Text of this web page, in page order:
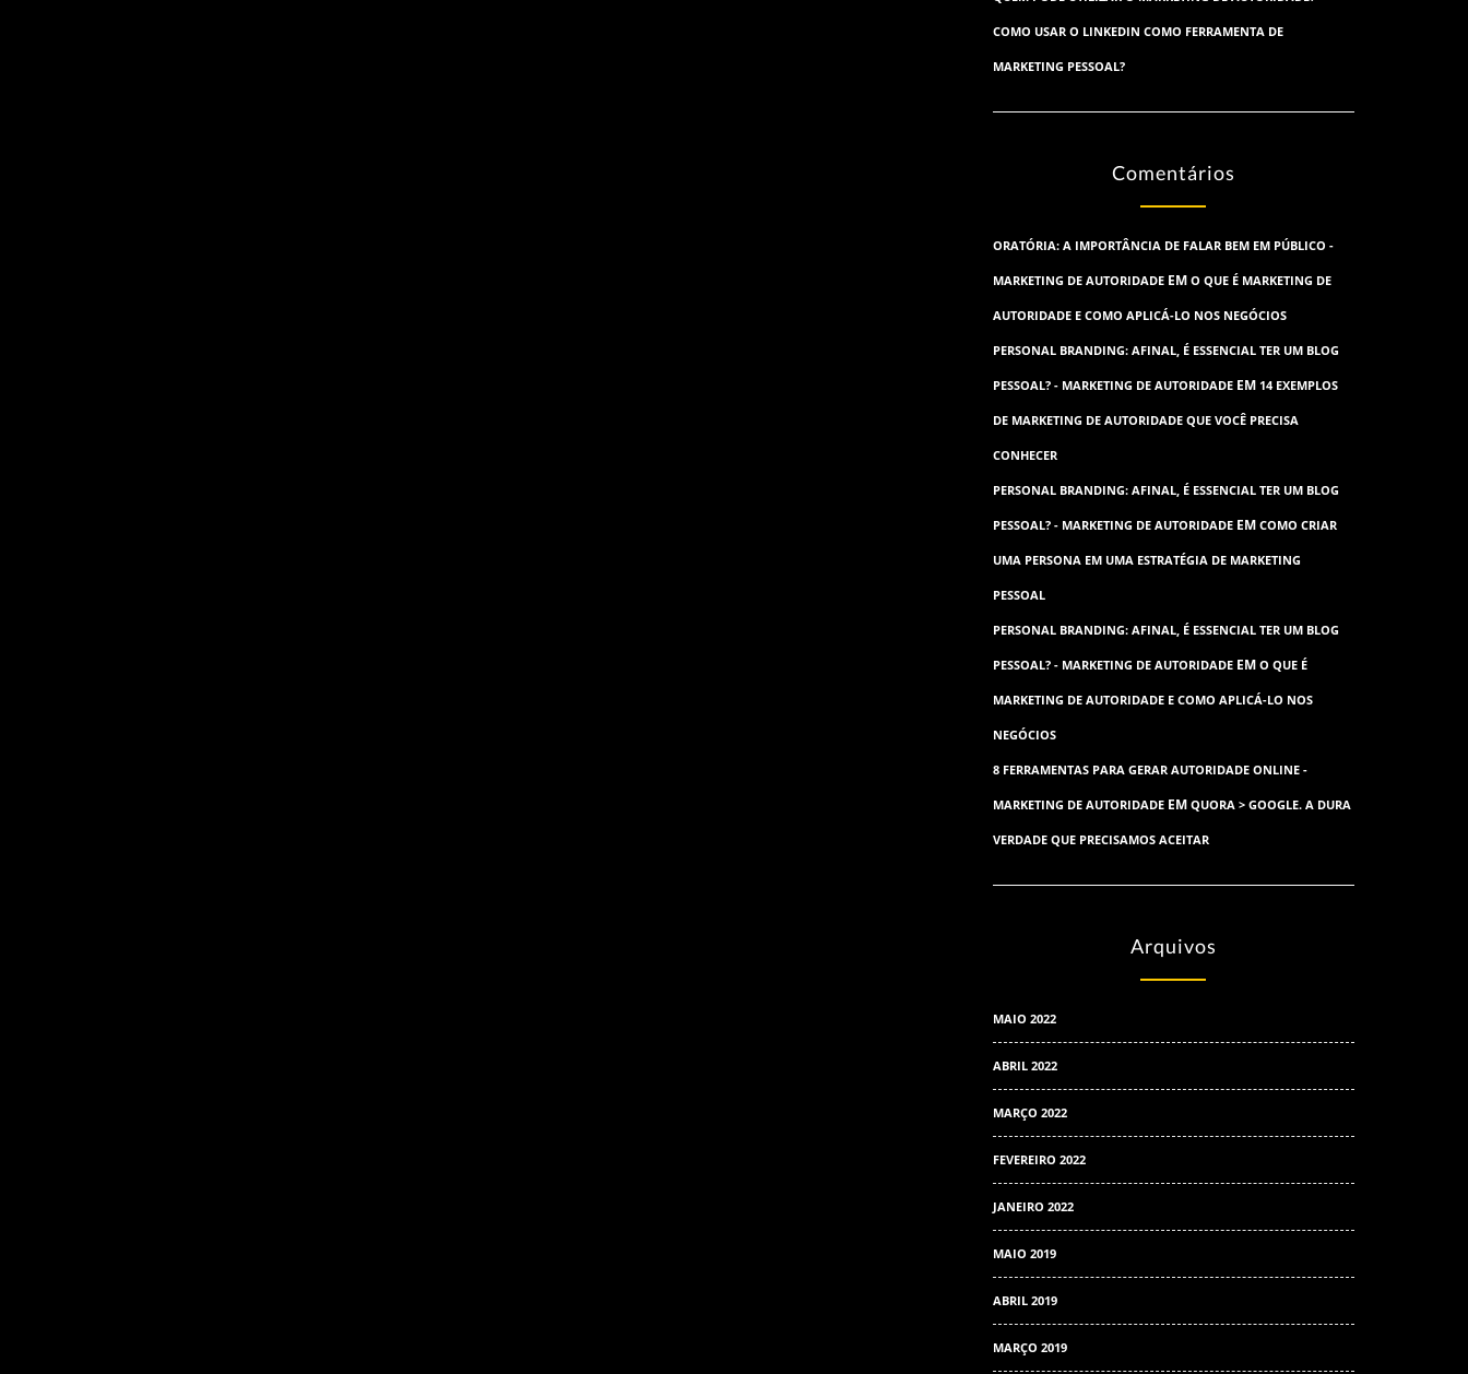
COMO USAR O LINKEDIN COMO FERRAMENTA DE
MARKETING PESSOAL?
Comentários
ORATÓRIA: A IMPORTÂNCIA DE FALAR BEM EM PÚBLICO -
MARKETING DE AUTORIDADEEM O QUE É MARKETING DE
AUTORIDADE E COMO APLICÁ-LO NOS NEGÓCIOS
PERSONAL BRANDING: AFINAL, É ESSENCIAL TER UM BLOG
PESSOAL? - MARKETING DE AUTORIDADEEM 14 EXEMPLOS
DE MARKETING DE AUTORIDADE QUE VOCÊ PRECISA
CONHECER
PERSONAL BRANDING: AFINAL, É ESSENCIAL TER UM BLOG
PESSOAL? - MARKETING DE AUTORIDADEEM COMO CRIAR
UMA PERSONA EM UMA ESTRATÉGIA DE MARKETING
PESSOAL
PERSONAL BRANDING: AFINAL, É ESSENCIAL TER UM BLOG
PESSOAL? - MARKETING DE AUTORIDADEEM O QUE É
MARKETING DE AUTORIDADE E COMO APLICÁ-LO NOS
NEGÓCIOS
8 FERRAMENTAS PARA GERAR AUTORIDADE ONLINE -
MARKETING DE AUTORIDADEEM QUORA > GOOGLE. A DURA
VERDADE QUE PRECISAMOS ACEITAR
Arquivos
MAIO 2022
ABRIL 2022
MARÇO 2022
FEVEREIRO 2022
JANEIRO 2022
MAIO 2019
ABRIL 2019
MARÇO 2019